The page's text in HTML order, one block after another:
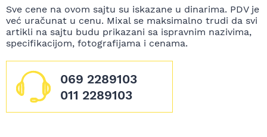
Sve cene na ovom sajtu su iskazane u dinarima. PDV je
već uračunat u cenu. Mixal se maksimalno trudi da svi
artikli na sajtu budu prikazani sa ispravnim nazivima,
specifikacijom, fotografijama i cenama.
069 2289103
011 2289103